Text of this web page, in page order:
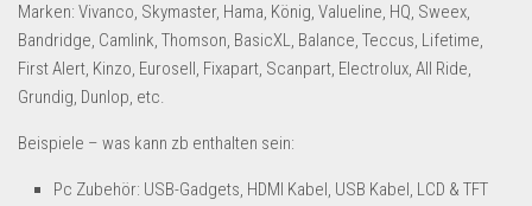
Uhren & Schmuck
Wohnen & Einrichten
Restposten-Angebote
Restposten für Privatpersonen
eBay Restposten kaufen
Marken: Vivanco, Skymaster, Hama, König, Valueline, HQ, Sweex,
Bandridge, Camlink, Thomson, BasicXL, Balance, Teccus, Lifetime,
First Alert, Kinzo, Eurosell, Fixapart, Scanpart, Electrolux, All Ride,
Grundig, Dunlop, etc.
Beispiele – was kann zb enthalten sein:
Pc Zubehör: USB-Gadgets, HDMI Kabel, USB Kabel, LCD & TFT